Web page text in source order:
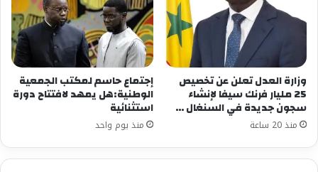
وزارة العدل تعلن عن تخصيص
25 مليار فرنك سيفا لإنشاء
سجون جديدة في السنغال …
منذ 20 ساعة
إجتماع حاسم لمكتب الجمعية
الوطنية:هل يمهد لافتتاح دورة
استثنائية
منذ يوم واحد